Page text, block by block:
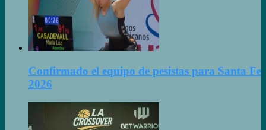
Confirmado el equipo de pesistas para Santa Fe
2026